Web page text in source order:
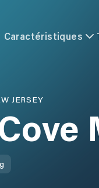
Caractéristiques
JERSEY